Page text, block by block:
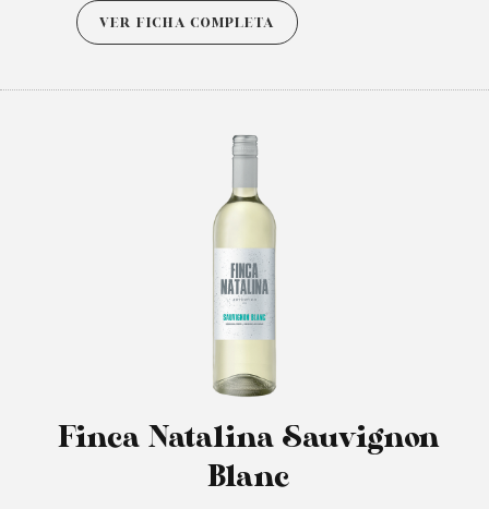
VER FICHA COMPLETA
Finca Natalina Sauvignon
Blanc